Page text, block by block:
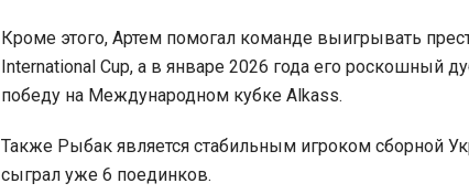
Кроме этого, Артем помогал команде выигрывать
International Cup, а в январе 2026 года его роскошный
победу на Международном кубке Alkass.
Также Рыбак является стабильным игроком сборной
сыграл уже 6 поединков.